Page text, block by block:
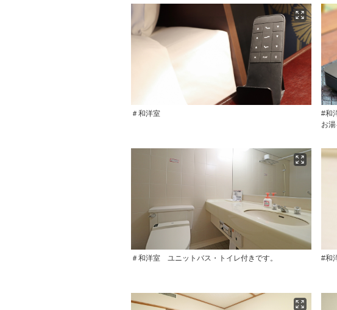
＃和洋室
#和
お
＃和洋室 ユニットバス・トイレ付きです。 #和